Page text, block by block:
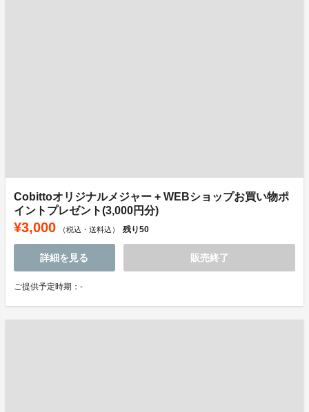
Cobittoオリジナルメジャー + WEBショップお買い物ポ
イントプレゼント(3,000円分)
¥3,000 （税込・送料込） 残り50
詳細を見る 販売終了
ご提供予定時期：-